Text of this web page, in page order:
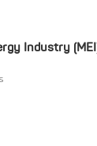
Industry (MEI)